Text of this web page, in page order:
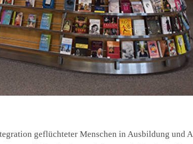
geflüchteter Menschen in Ausbildung und